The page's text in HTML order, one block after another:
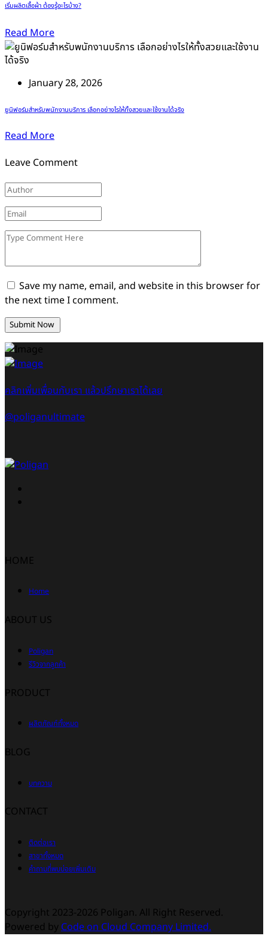
เริ่มผลิตเสื้อผ้า ต้องรู้อะไรบ้าง?
Read More
January 28, 2026
ยูนิฟอร์มสำหรับพนักงานบริการ เลือกอย่างไรให้ทั้งสวยและใช้งานได้จริง
Read More
Leave Comment
Save my name, email, and website in this browser for
the next time I comment.
คลิกเพิ่มเพื่อนกับเรา แล้วปรึกษาเราได้เลย
@poliganultimate
HOME
Home
ABOUT US
Poligan
รีวิวจากลูกค้า
PRODUCT
ผลิตภัณฑ์ทั้งหมด
BLOG
บทความ
CONTACT
ติดต่อเรา
สาขาทั้งหมด
คำถามที่พบบ่อยเพิ่มเติม
Copyright 2023-2026 Poligan. All Right Reserved.
Powered by Code on Cloud Company Limited.